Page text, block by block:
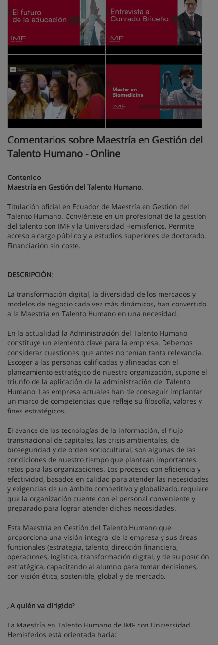
Comentarios sobre Maestría en Gestión del
Talento Humano - Online
Contenido
Maestría en Gestión del Talento Humano.
Titulación oficial en Ecuador de Maestría en Gestión del
Talento Humano. Conviértete en un profesional de la gestión
del talento con IMF y la Universidad Hemisferios. Permite
acceso a cargo público y a estudios superiores de doctorado.
Financiación sin coste.
DESCRIPCIÓN:
La transformación digital, la diversidad de los mercados y
modelos de negocio cada vez más dinámicos, han convertido
a la Maestría en Talento Humano en una necesidad.
En la actualidad la Administración del Talento Humano
constituye un elemento clave para la empresa. Debemos
considerar cuestiones que antes no tenían tanta relevancia.
Escoger a las personas calificadas y alineadas con el
planeamiento estratégico de nuestra organización, supone el
triunfo de la aplicación de la administración del Talento
Humano. Las empresa actuales han de conseguir implantar
un marco de competencias que refleje su filosofía, valores y
fines estratégicos.
El avance de las tecnologías de la información, el flujo
transnacional de capitales, las crisis ambientales, de
bioseguridad y de orden sociocultural, son algunas de las
condiciones de nuestro tiempo que plantean importantes
retos para las organizaciones. Los procesos con eficiencia y
efectividad, basados en calidad para atender las necesidades
y exigencias de un ámbito competitivo y globalizado, requiere
que la organización cuente con el personal conveniente y
preparado para lograr atender dichas necesidades.
Esta Maestría en Gestión del Talento Humano que
proporciona una visión integral de la empresa y sus áreas
funcionales (estrategia, talento, dirección financiera,
operaciones, logística, transformación digital, y de su posición
estratégica, capacitando al alumno para tomar decisiones,
con visión ética, sostenible, global y de mercado.
¿A quién va dirigido?
La Maestría en Talento Humano de IMF con Universidad
Hemisferios está orientada hacia: